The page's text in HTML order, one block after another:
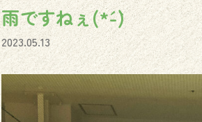
雨ですねぇ(*´-`)
2023.05.13